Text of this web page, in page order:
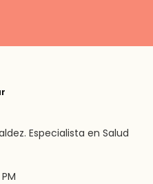
Especialista en Salud